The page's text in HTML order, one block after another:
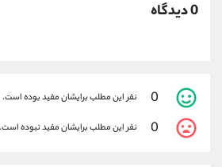
0 دیدگاه
0 نفر این مطلب برایشان مفید بوده است.
0 نفر این مطلب برایشان مفید نبوده است.